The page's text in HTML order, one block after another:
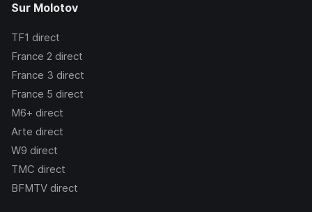
Sur Molotov
TF1 direct
France 2 direct
France 3 direct
France 5 direct
M6+ direct
Arte direct
W9 direct
TMC direct
BFMTV direct